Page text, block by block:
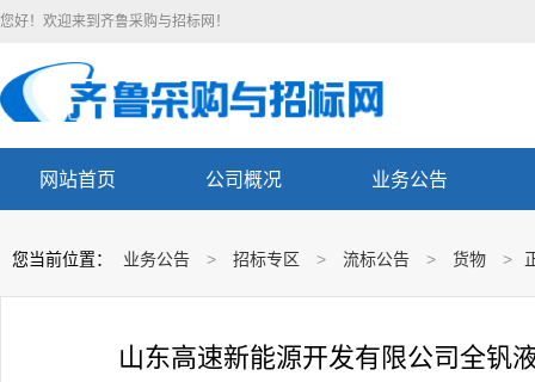
您好！欢迎来到齐鲁采购与招标网！
网站首页 公司概况 业务公告
您当前位置： 业务公告 > 招标专区 > 流标公告 > 货物 >
山东高速新能源开发有限公司全钒